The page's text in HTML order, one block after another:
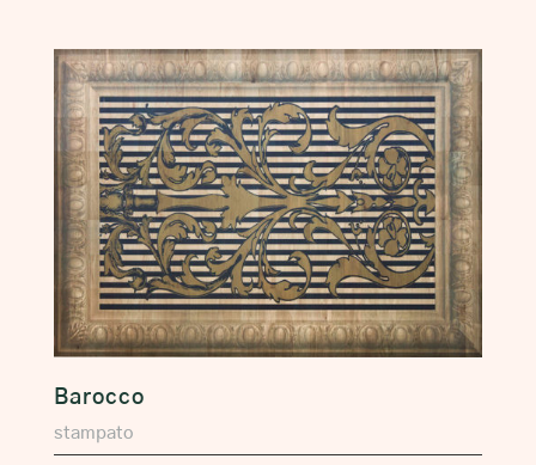
Barocco
stampato